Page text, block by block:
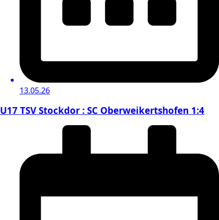
13.05.26
U17 TSV Stockdor : SC Oberweikertshofen 1:4